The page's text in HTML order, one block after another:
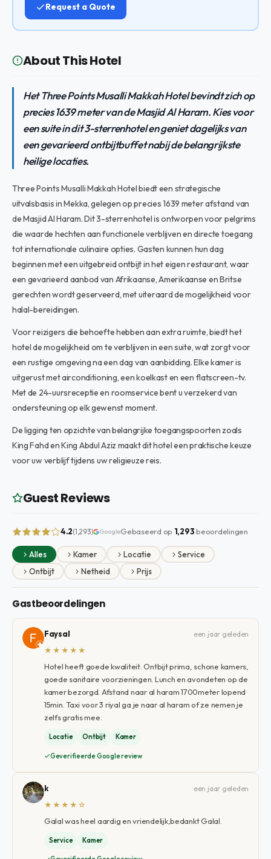
Request a Quote
About This Hotel
Het Three Points Musalli Makkah Hotel bevindt zich op
precies 1639 meter van de Masjid Al Haram. Kies voor
een suite in dit 3-sterrenhotel en geniet dagelijks van
een gevarieerd ontbijtbuffet nabij de belangrijkste
heilige locaties.
Three Points Musalli Makkah Hotel biedt een strategische
uitvalsbasis in Mekka, gelegen op precies 1639 meter afstand van
de Masjid Al Haram. Dit 3-sterrenhotel is ontworpen voor pelgrims
die waarde hechten aan functionele verblijven en directe toegang
tot internationale culinaire opties. Gasten kunnen hun dag
beginnen met een uitgebreid ontbijt in het eigen restaurant, waar
een gevarieerd aanbod van Afrikaanse, Amerikaanse en Britse
gerechten wordt geserveerd, met uiteraard de mogelijkheid voor
halal-bereidingen.
Voor reizigers die behoefte hebben aan extra ruimte, biedt het
hotel de mogelijkheid om te verblijven in een suite, wat zorgt voor
een rustige omgeving na een dag van aanbidding. Elke kamer is
uitgerust met airconditioning, een koelkast en een flatscreen-tv.
Met de 24-uursreceptie en roomservice bent u verzekerd van
ondersteuning op elk gewenst moment.
De ligging ten opzichte van belangrijke toegangspoorten zoals
King Fahd en King Abdul Aziz maakt dit hotel een praktische keuze
voor uw verblijf tijdens uw religieuze reis.
Guest Reviews
4.2(1,293) GoogleGebaseerd op 1,293beoordelingen
Alles Kamer Locatie
Service
Ontbijt
Netheid Prijs
Gastbeoordelingen
Faysal
een jaar geleden
★★★★★
Hotel heeft goede kwaliteit. Ontbijt prima, schone kamers,
goede sanitaire voorzieningen. Lunch en avondeten op de
kamer bezorgd. Afstand naar al haram 1700meter lopend
15min. Taxi voor 3 riyal ga je naar al haram of ze nemen je
zelfs gratis mee.
Locatie Ontbijt Kamer
Geverifieerde Google review
k
een jaar geleden
★★★★☆
Galal was heel aardig en vriendelijk,bedankt Galal.
Service Kamer